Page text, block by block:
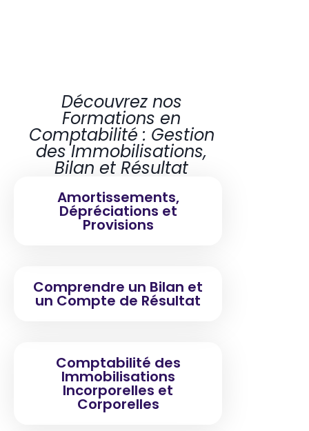
Découvrez nos
Formations en
Comptabilité : Gestion
des Immobilisations,
Bilan et Résultat
Amortissements,
Dépréciations et
Provisions
Comprendre un Bilan et
un Compte de Résultat
Comptabilité des
Immobilisations
Incorporelles et
Corporelles